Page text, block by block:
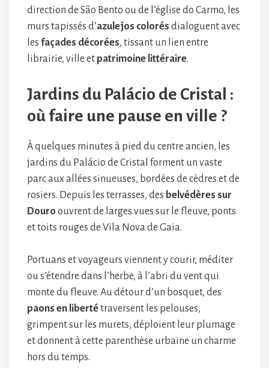
direction de São Bento ou de l’église do Carmo, les
murs tapissés d’azulejos colorés dialoguent avec
les façades décorées, tissant un lien entre
librairie, ville et patrimoine littéraire.
Jardins du Palácio de Cristal :
où faire une pause en ville ?
À quelques minutes à pied du centre ancien, les
jardins du Palácio de Cristal forment un vaste
parc aux allées sinueuses, bordées de cèdres et de
rosiers. Depuis les terrasses, des belvédères sur
Douro ouvrent de larges vues sur le fleuve, ponts
et toits rouges de Vila Nova de Gaia.
Portuans et voyageurs viennent y courir, méditer
ou s’étendre dans l’herbe, à l’abri du vent qui
monte du fleuve. Au détour d’un bosquet, des
paons en libertétraversent les pelouses,
grimpent sur les murets, déploient leur plumage
et donnent à cette parenthèse urbaine un charme
hors du temps.